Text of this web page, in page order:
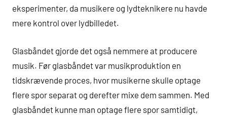
eksperimenter, da musikere og lydteknikere nu havde
mere kontrol over lydbilledet.
Glasbåndet gjorde det også nemmere at producere
musik. Før glasbåndet var musikproduktion en
tidskrævende proces, hvor musikerne skulle optage
flere spor separat og derefter mixe dem sammen. Med
glasbåndet kunne man optage flere spor samtidigt,